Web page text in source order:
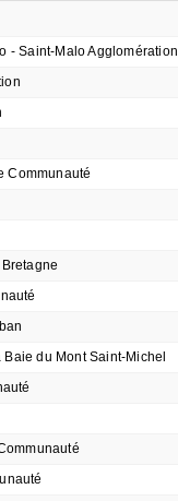
- Saint-Malo Agglomération
Communauté
du Mont Saint-Michel